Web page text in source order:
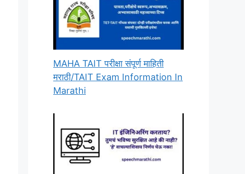
MAHA TAIT परीक्षा संपूर्ण माहिती
मराठी/TAIT Exam Information In
Marathi